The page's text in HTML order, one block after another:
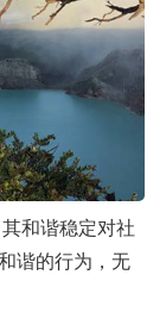
和谐稳定对社
谐的行为，无